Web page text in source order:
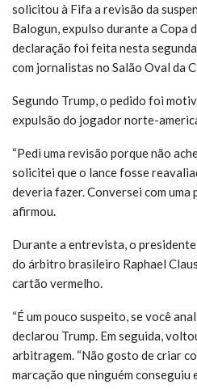
solicitou à Fifa a revisão da
Balogun, expulso durante a Copa
declaração foi feita nesta
com jornalistas no Salão Oval da
Segundo Trump, o pedido foi
expulsão do jogador norte-
“Pedi uma revisão porque não
solicitei que o lance fosse
deveria fazer. Conversei com uma
afirmou.
Durante a entrevista, o
do árbitro brasileiro Raphael
cartão vermelho.
“É um pouco suspeito, se você
declarou Trump. Em seguida,
arbitragem. “Não gosto de criar
marcação que ninguém conseguiu